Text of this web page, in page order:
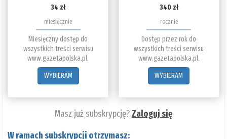
34 zł
miesięcznie
Miesięczny dostęp do
wszystkich treści serwisu
www.gazetapolska.pl.
WYBIERAM
340 zł
rocznie
Dostęp przez rok do
wszystkich treści serwisu
www.gazetapolska.pl.
WYBIERAM
Masz już subskrypcję?Zaloguj się
W ramach subskrypcji otrzymasz: